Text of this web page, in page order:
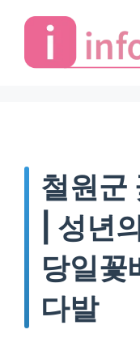
철원군
| 성년
당일꽃
다발